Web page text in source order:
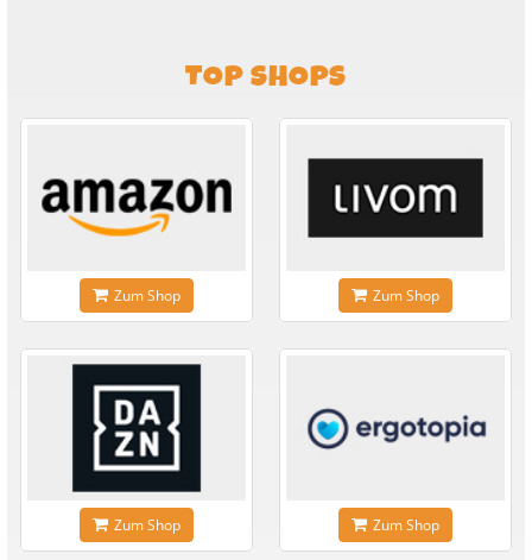
TOP SHOPS
Zum Shop Zum Shop
Zum Shop Zum Shop